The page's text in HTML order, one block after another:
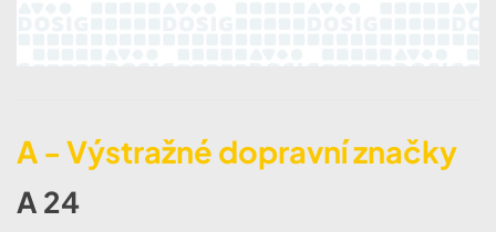
A - Výstražné dopravní značky
A 24